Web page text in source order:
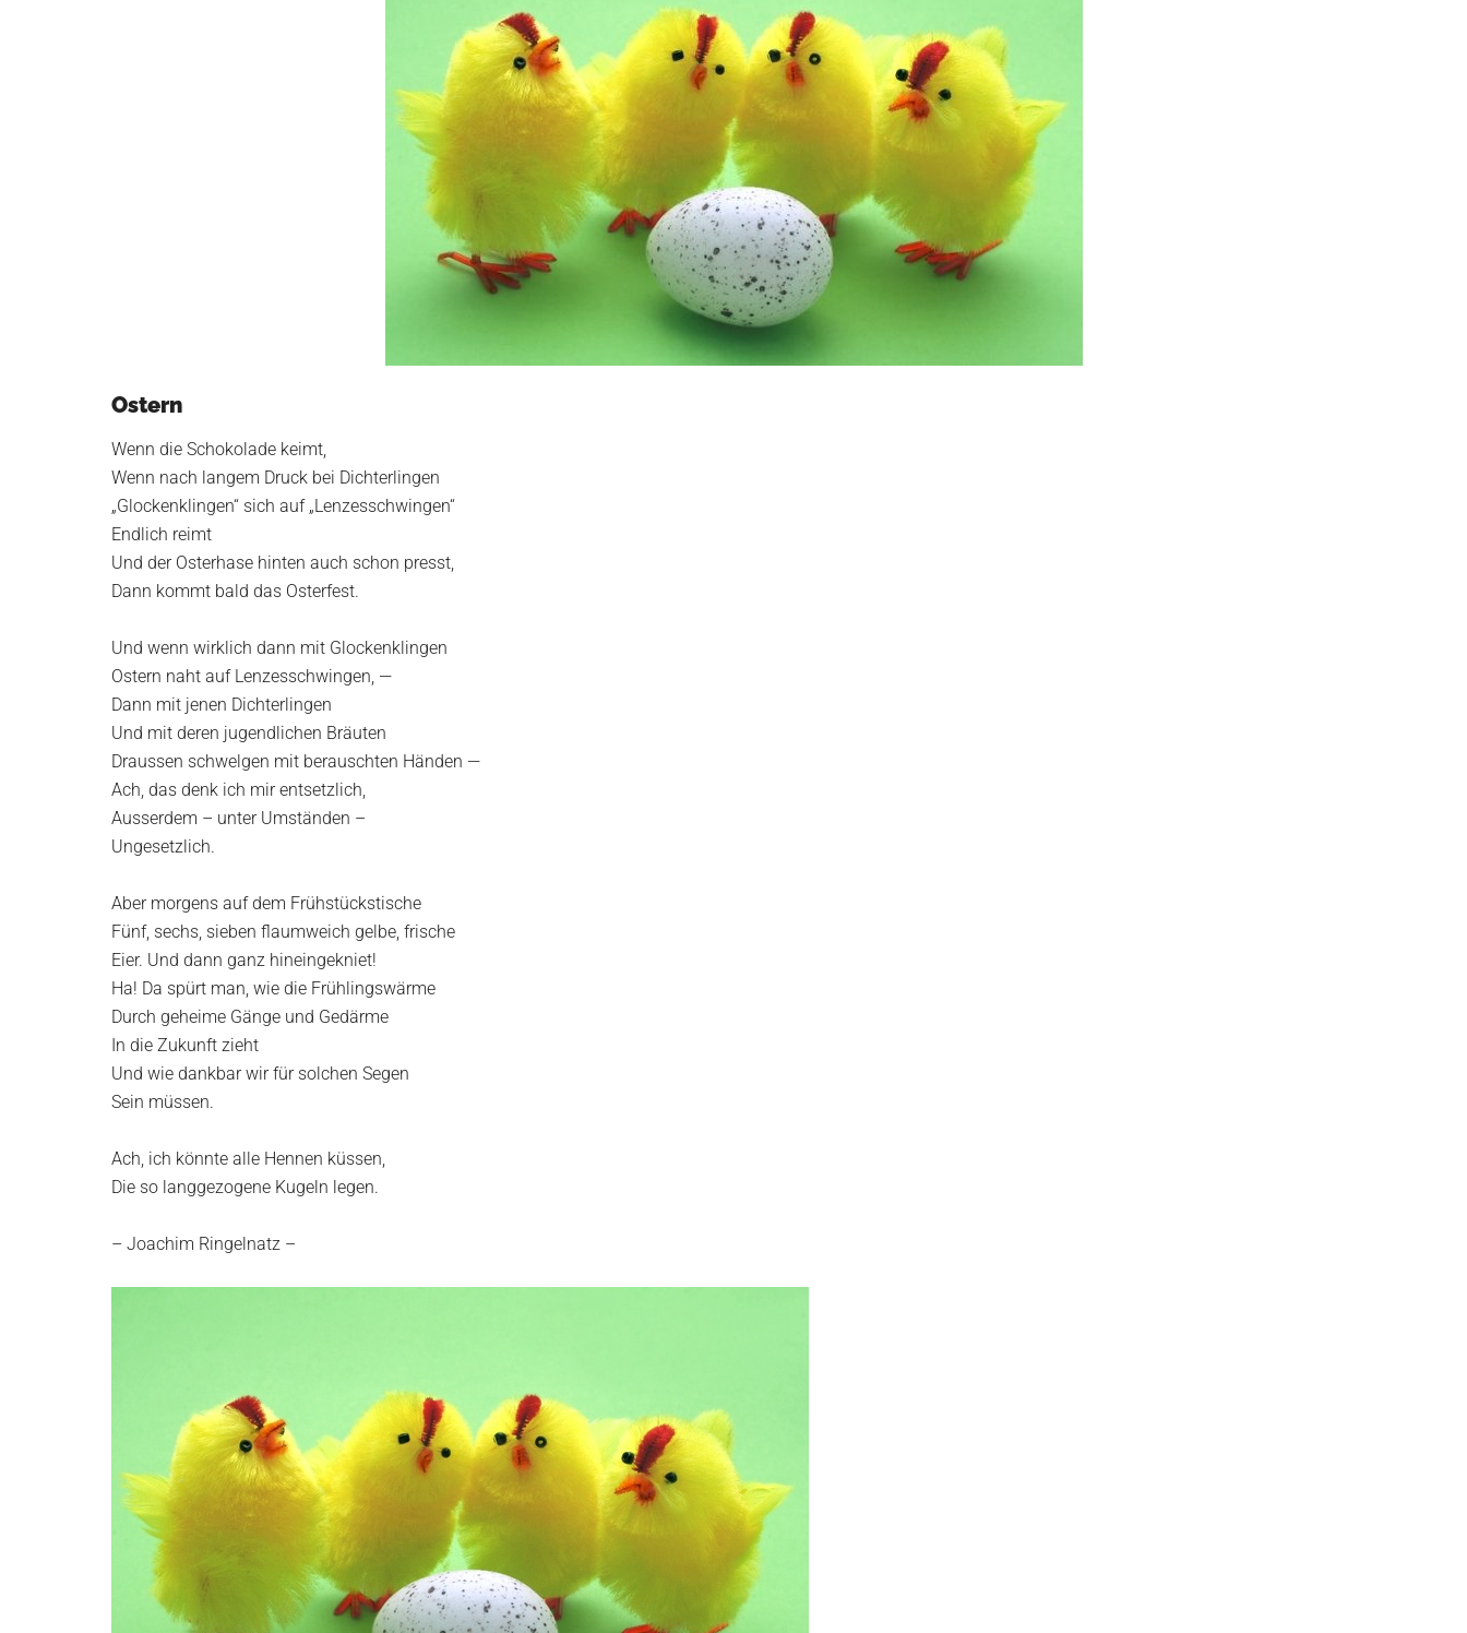
Ostern
Wenn die Schokolade keimt,
Wenn nach langem Druck bei Dichterlingen
„Glockenklingen“ sich auf „Lenzesschwingen“
Endlich reimt
Und der Osterhase hinten auch schon presst,
Dann kommt bald das Osterfest.
Und wenn wirklich dann mit Glockenklingen
Ostern naht auf Lenzesschwingen, —
Dann mit jenen Dichterlingen
Und mit deren jugendlichen Bräuten
Draussen schwelgen mit berauschten Händen —
Ach, das denk ich mir entsetzlich,
Ausserdem – unter Umständen –
Ungesetzlich.
Aber morgens auf dem Frühstückstische
Fünf, sechs, sieben flaumweich gelbe, frische
Eier. Und dann ganz hineingekniet!
Ha! Da spürt man, wie die Frühlingswärme
Durch geheime Gänge und Gedärme
In die Zukunft zieht
Und wie dankbar wir für solchen Segen
Sein müssen.
Ach, ich könnte alle Hennen küssen,
Die so langgezogene Kugeln legen.
– Joachim Ringelnatz –